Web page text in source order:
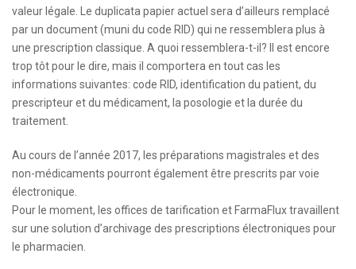
valeur légale. Le duplicata papier actuel sera d’ailleurs remplacé
par un document (muni du code RID) qui ne ressemblera plus à
une prescription classique. A quoi ressemblera-t-il? Il est encore
trop tôt pour le dire, mais il comportera en tout cas les
informations suivantes: code RID, identification du patient, du
prescripteur et du médicament, la posologie et la durée du
traitement.
Au cours de l’année 2017, les préparations magistrales et des
non-médicaments pourront également être prescrits par voie
électronique.
Pour le moment, les offices de tarification et FarmaFlux travaillent
sur une solution d’archivage des prescriptions électroniques pour
le pharmacien.